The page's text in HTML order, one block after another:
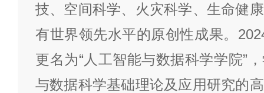
技、空间科学、火灾科学、生命健
有世界领先水平的原创性成果。
更名为“人工智能与数据科学学院”
与数据科学基础理论及应用研究的